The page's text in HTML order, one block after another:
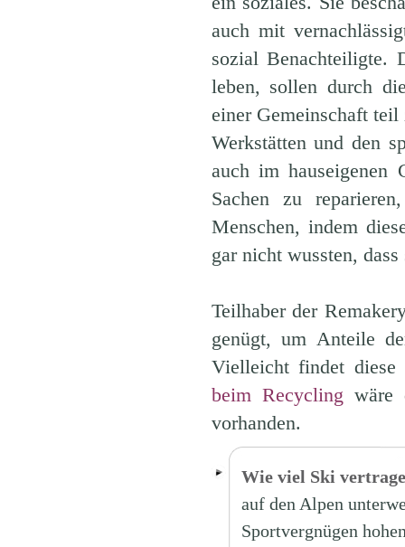
auch mit
sozial Benachteiligte.
leben, sollen durch
einer Gemeinschaft
Werkstätten und den
auch im hauseigenen
Sachen zu
Menschen, indem
gar nicht wussten,
Teilhaber der
genügt, um Anteile
Vielleicht findet
beim Recycling wäre
vorhanden.
Wie viel Ski
auf den Alpen
Sportvergnügen